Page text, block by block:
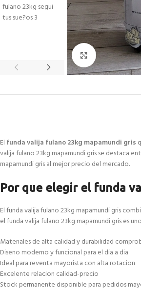
Click to enlarge
El funda valija fulano 23kg mapamundi gris
valija fulano 23kg mapamundi gris se destaca
mapamundi gris al mejor precio del mercado.
Por que elegir el funda
El funda valija fulano 23kg mapamundi gris
el funda valija fulano 23kg mapamundi gris es
Materiales de alta calidad y durabilidad
Diseno moderno y funcional para el dia a dia
Ideal para reventa mayorista con alta rotacion
Excelente relacion calidad-precio
Stock permanente disponible para pedidos